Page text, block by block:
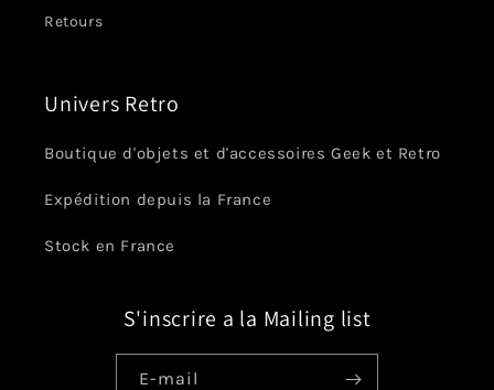
Retours
Univers Retro
Boutique d'objets et d'accessoires Geek et Retro
Expédition depuis la France
Stock en France
S'inscrire a la Mailing list
E-mail